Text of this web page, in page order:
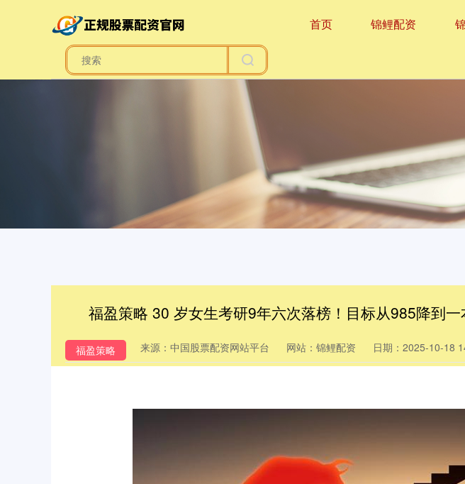
首页 锦鲤配资
福盈策略 30 岁女生考研9年六次落榜！目标从985降到
福盈策略 来源：中国股票配资网站平台 网站：锦鲤配资 日期：2025-10-18